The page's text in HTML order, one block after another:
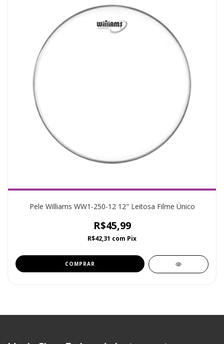
Pele Williams WW1-250-12 12" Leitosa Filme Único
R$45,99
R$42,31 com Pix